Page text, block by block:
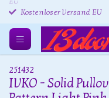
Kostenloser Versand EU
EU
251432
IVKO - Solid